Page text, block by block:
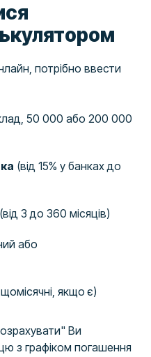
потрібно ввести
50 000 або 200 000
(від 15% у банках до
(від 3 до 360 місяців)
або
якщо є)
Ви
з графіком погашення